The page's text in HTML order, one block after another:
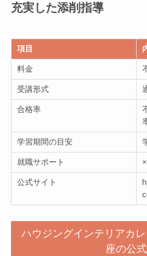
充実した添削指導
項目
料金
受講形式
合格率
学習期間の目安
就職サポート ×
公式サイト
ハウジングインテリアカ
座の公